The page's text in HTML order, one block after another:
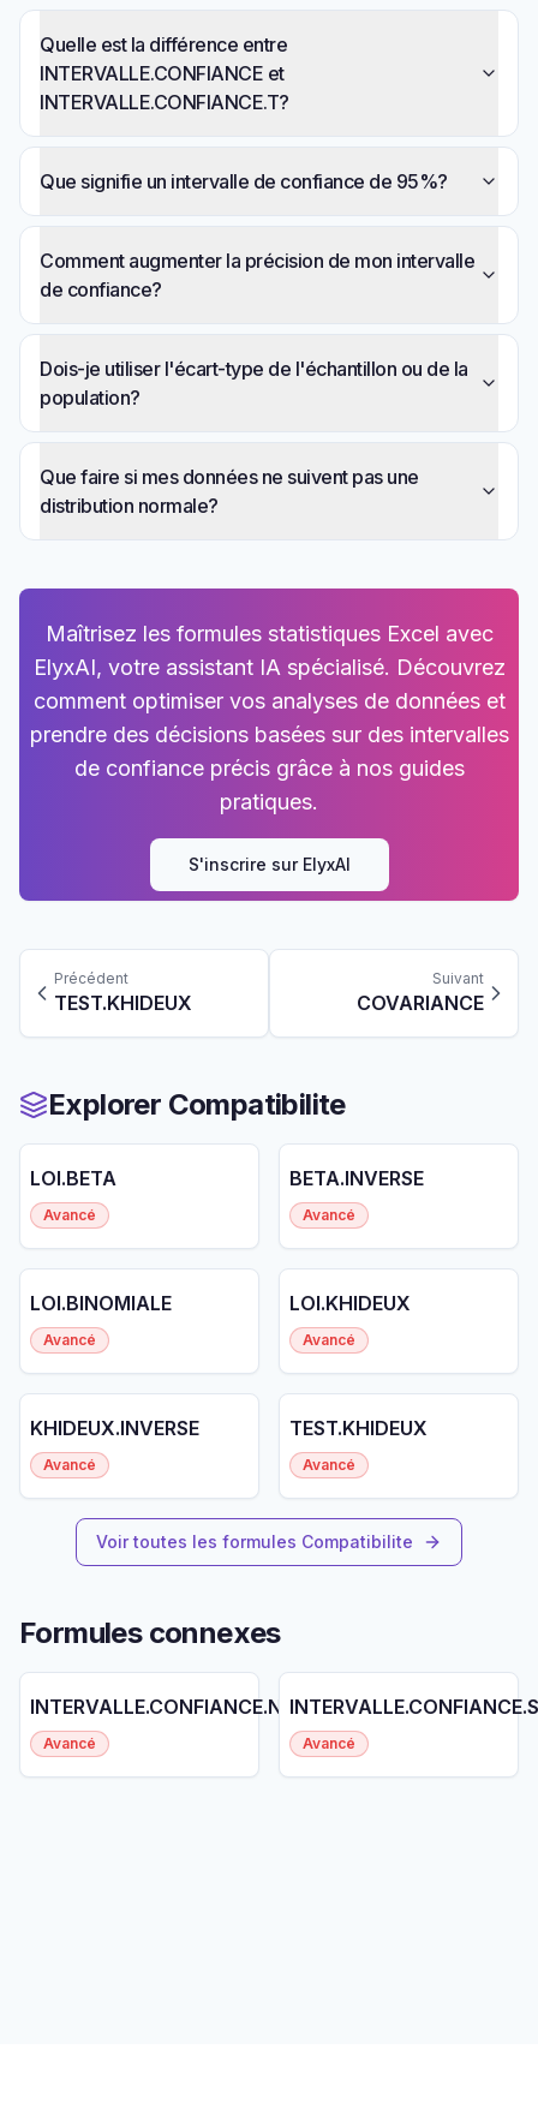
Quelle est la différence entre
INTERVALLE.CONFIANCE et
INTERVALLE.CONFIANCE.T?
Que signifie un intervalle de confiance de 95%?
Comment augmenter la précision de mon intervalle
de confiance?
Dois-je utiliser l'écart-type de l'échantillon ou de la
population?
Que faire si mes données ne suivent pas une
distribution normale?
Maîtrisez les formules statistiques Excel avec
ElyxAI, votre assistant IA spécialisé. Découvrez
comment optimiser vos analyses de données et
prendre des décisions basées sur des intervalles
de confiance précis grâce à nos guides
pratiques.
S'inscrire sur ElyxAI
Précédent
TEST.KHIDEUX
Suivant
COVARIANCE
Explorer Compatibilite
LOI.BETA
Avancé
BETA.INVERSE
Avancé
LOI.BINOMIALE
Avancé
LOI.KHIDEUX
Avancé
KHIDEUX.INVERSE
Avancé
TEST.KHIDEUX
Avancé
Voir toutes les formules Compatibilite
Formules connexes
INTERVALLE.CONFIANCE.NORMAL
Avancé Avancé